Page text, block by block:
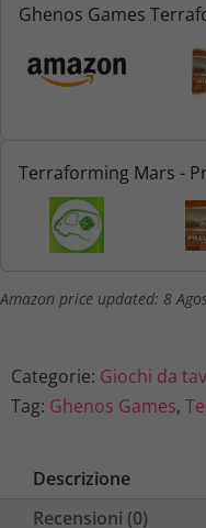
e
e
a
:
1
9
9
Ghenos Games
Terraforming Mars -
Amazon price updated: 8
Categorie: Giochi da
Tag: Ghenos Games,
Descrizione
Recensioni (0)